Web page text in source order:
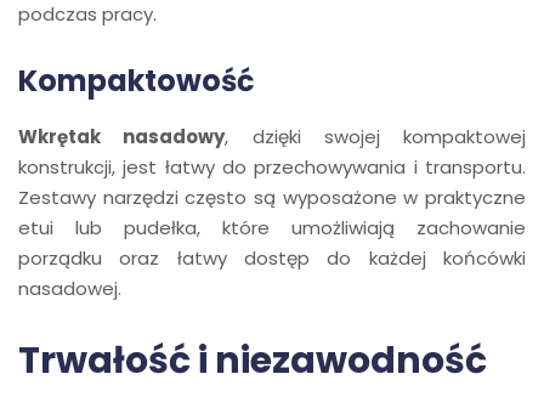
podczas pracy.
Kompaktowość
Wkrętak nasadowy, dzięki swojej kompaktowej
konstrukcji, jest łatwy do przechowywania i transportu.
Zestawy narzędzi często są wyposażone w praktyczne
etui lub pudełka, które umożliwiają zachowanie
porządku oraz łatwy dostęp do każdej końcówki
nasadowej.
Trwałość i niezawodność